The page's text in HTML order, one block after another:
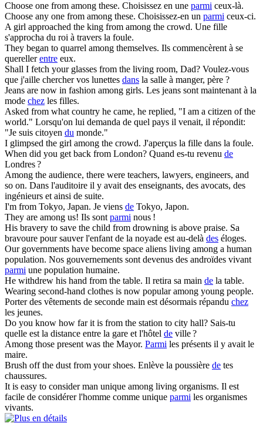
Choose one from among these. Choisissez en une parmi ceux-là.
Choose any one from among these. Choisissez-en un parmi ceux-ci.
A girl approached the king from among the crowd. Une fille
s'approcha du roi à travers la foule.
They began to quarrel among themselves. Ils commencèrent à se
querellerentre eux.
Shall I fetch your glasses from the living room, Dad? Voulez-vous
que j'aille chercher vos lunettes dans la salle à manger, père ?
Jeans are now in fashion among girls. Les jeans sont maintenant à la
mode chez les filles.
Asked from what country he came, he replied, "I am a citizen of the
world." Lorsqu'on lui demanda de quel pays il venait, il répondit:
"Je suis citoyen du monde."
I glimpsed the girl among the crowd. J'aperçus la fille dans la foule.
When did you get back from London? Quand es-tu revenu de
Londres ?
Among the audience, there were teachers, lawyers, engineers, and
so on. Dans l'auditoire il y avait des enseignants, des avocats, des
ingénieurs et ainsi de suite.
I'm from Tokyo, Japan. Je viens de Tokyo, Japon.
They are among us! Ils sontparmi nous !
His bravery to save the child from drowning is above praise. Sa
bravoure pour sauver l'enfant de la noyade est au-delà des éloges.
Our governments have become space aliens living among a human
population. Nos gouvernements sont devenus des androïdes vivant
parmi une population humaine.
He withdrew his hand from the table. Il retira sa main de la table.
Wearing second-hand clothes is now popularamong young people.
Porter des vêtements de seconde main est désormais répandu chez
les jeunes.
Do you know how far it is from the station to city hall? Sais-tu
quelle est la distance entre la gare et l'hôtel de ville ?
Among those present was the Mayor. Parmi les présents il y avait le
maire.
Brush off the dustfrom your shoes. Enlève la poussière de tes
chaussures.
It is easy to consider man unique among living organisms. Il est
facile de considérer l'homme comme unique parmi les organismes
vivants.